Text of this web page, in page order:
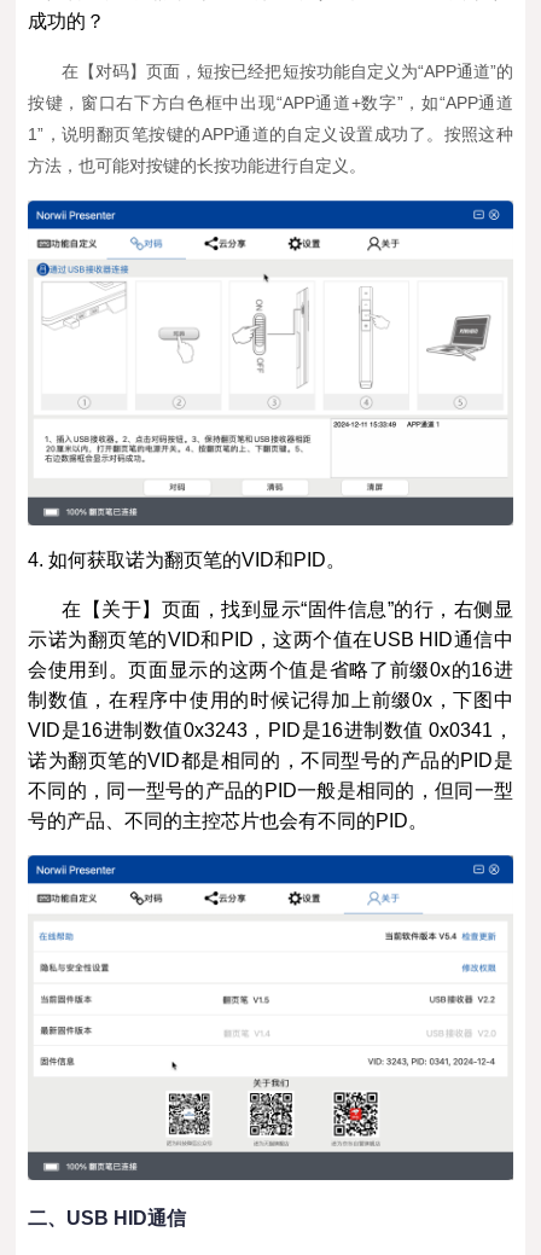
成功的？
在【对码】页面，短按已经把短按功能自定义为“APP通道”的
按键，窗口右下方白色框中出现“APP通道+数字”，如“APP通道
1”，说明翻页笔按键的APP通道的自定义设置成功了。按照这种
方法，也可能对按键的长按功能进行自定义。
4. 如何获取诺为翻页笔的VID和PID。
在【关于】页面，找到显示“固件信息”的行，右侧显
示诺为翻页笔的VID和PID，这两个值在USB HID通信中
会使用到。页面显示的这两个值是省略了前缀0x的16进
制数值，在程序中使用的时候记得加上前缀0x，下图中
VID是16进制数值0x3243，PID是16进制数值 0x0341，
诺为翻页笔的VID都是相同的，不同型号的产品的PID是
不同的，同一型号的产品的PID一般是相同的，但同一型
号的产品、不同的主控芯片也会有不同的PID。
二、 USB HID通信